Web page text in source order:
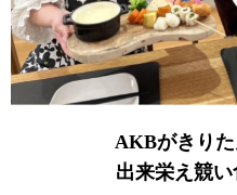
AKBがきり
出来栄え競